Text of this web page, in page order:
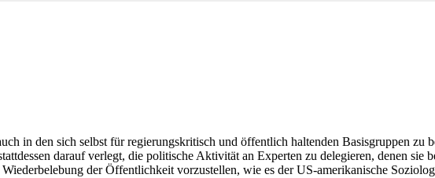
in den sich selbst für regierungskritisch und öffentlich haltenden Basisgruppen zu
darauf verlegt, die politische Aktivität an Experten zu delegieren, denen sie
der Öffentlichkeit vorzustellen, wie es der US-amerikanische